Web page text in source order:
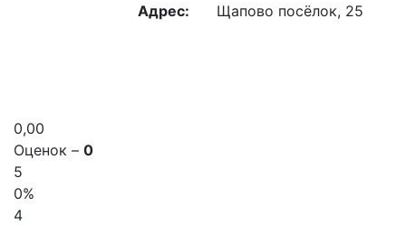
Адрес:
Щапово посёлок, 25
0,00
Оценок – 0
5
0%
4